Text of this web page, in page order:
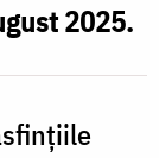
2025.